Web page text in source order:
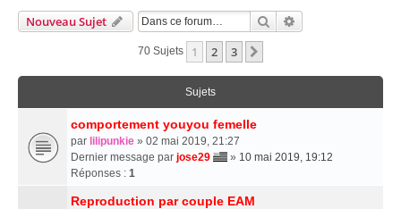
Nouveau Sujet Rechercher
70 Sujets 1 2 3
Sujets
comportement youyou femelle
par lilipunkie » 02 mai 2019, 21:27
Dernier message par jose29 » 10 mai 2019, 19:12
Réponses : 1
Reproduction par couple EAM